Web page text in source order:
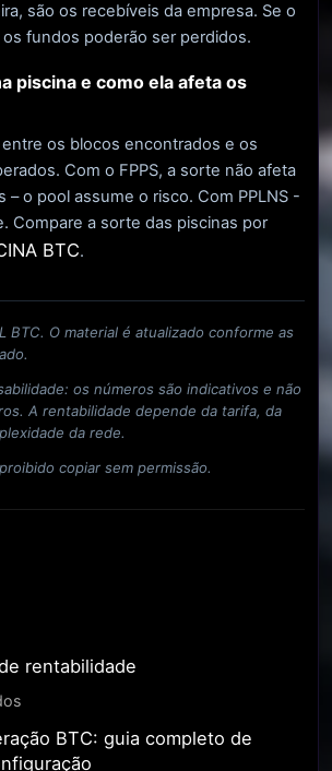
são os recebíveis da empresa. Se o
fundos poderão ser perdidos.
piscina e como ela afeta os
os blocos encontrados e os
Com o FPPS, a sorte não afeta
– o pool assume o risco. Com PPLNS -
Compare a sorte das piscinas por
BTC.
BTC. O material é atualizado conforme as
os números são indicativos e não
A rentabilidade depende da tarifa, da
da rede.
copiar sem permissão.
rentabilidade
BTC: guia completo de